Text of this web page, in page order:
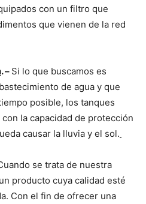
con un filtro que
que vienen de la red
. – Si lo que buscamos es
de agua y que
posible, los tanques
la capacidad de protección
causar la lluvia y el sol.
se trata de nuestra
producto cuya calidad esté
Con el fin de ofrecer una